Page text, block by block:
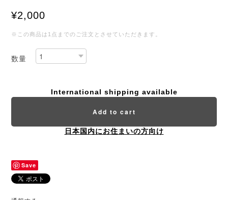
¥2,000
※この商品は1点までのご注文とさせていただきます。
数量
International shipping available
Add to cart
日本国内にお住まいの方向け
Save